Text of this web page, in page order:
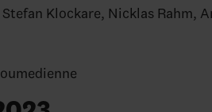
Klockare, Nicklas Rahm,